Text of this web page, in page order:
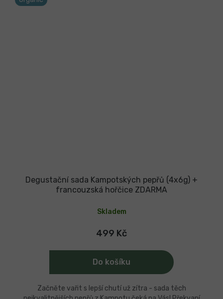
Degustační sada Kampotských pepřů (4x6g) +
francouzská hořčice ZDARMA
Skladem
499 Kč
Do košíku
Začněte vařit s lepší chutí už zítra - sada těch